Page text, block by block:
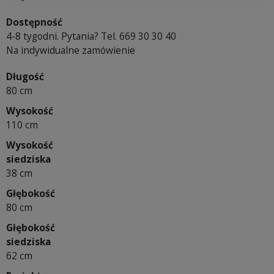
Dostępność
4-8 tygodni. Pytania? Tel. 669 30 30 40
Na indywidualne zamówienie
Długość
80 cm
Wysokość
110 cm
Wysokość
siedziska
38 cm
Głębokość
80 cm
Głębokość
siedziska
62 cm